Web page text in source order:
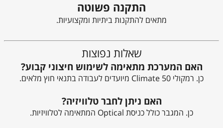
התקנה פשוטה
מתאים להתקנות ביתיות ומקצועיות.
שאלות נפוצות
האם המערכת מתאימה לשימוש חיצוני קבוע?
כן. רמקולי Climate 50 מיועדים לעבודה בתנאי חוץ מלאים.
האם ניתן לחבר טלוויזיה?
כן. המגבר כולל כניסת Optical המתאימה לטלוויזיות.